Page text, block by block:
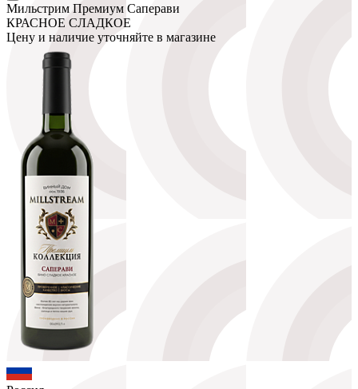
Мильстрим Премиум Саперави
КРАСНОЕ СЛАДКОЕ
Цену и наличие уточняйте в магазине